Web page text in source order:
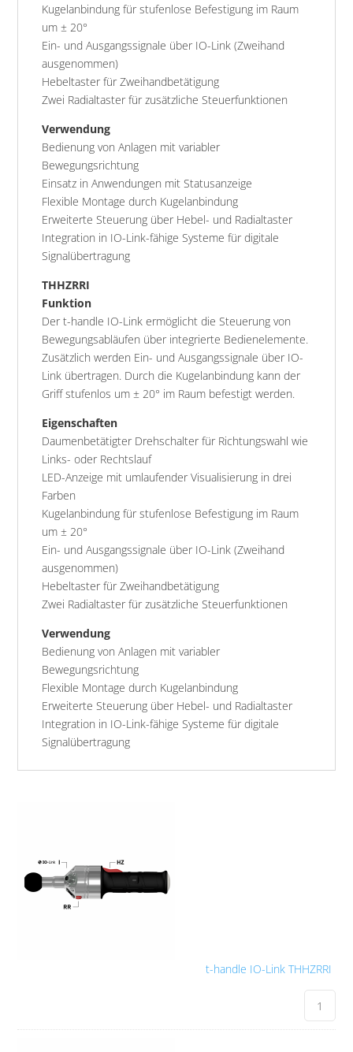
Kugelanbindung für stufenlose Befestigung im Raum
um ± 20°
Ein- und Ausgangssignale über IO-Link (Zweihand
ausgenommen)
Hebeltaster für Zweihandbetätigung
Zwei Radialtaster für zusätzliche Steuerfunktionen
Verwendung
Bedienung von Anlagen mit variabler
Bewegungsrichtung
Einsatz in Anwendungen mit Statusanzeige
Flexible Montage durch Kugelanbindung
Erweiterte Steuerung über Hebel- und Radialtaster
Integration in IO-Link-fähige Systeme für digitale
Signalübertragung
THHZRRI
Funktion
Der t-handle IO-Link ermöglicht die Steuerung von
Bewegungsabläufen über integrierte Bedienelemente.
Zusätzlich werden Ein- und Ausgangssignale über IO-
Link übertragen. Durch die Kugelanbindung kann der
Griff stufenlos um ± 20° im Raum befestigt werden.
Eigenschaften
Daumenbetätigter Drehschalter für Richtungswahl wie
Links- oder Rechtslauf
LED-Anzeige mit umlaufender Visualisierung in drei
Farben
Kugelanbindung für stufenlose Befestigung im Raum
um ± 20°
Ein- und Ausgangssignale über IO-Link (Zweihand
ausgenommen)
Hebeltaster für Zweihandbetätigung
Zwei Radialtaster für zusätzliche Steuerfunktionen
Verwendung
Bedienung von Anlagen mit variabler
Bewegungsrichtung
Flexible Montage durch Kugelanbindung
Erweiterte Steuerung über Hebel- und Radialtaster
Integration in IO-Link-fähige Systeme für digitale
Signalübertragung
t-handle IO-Link THHZRRI